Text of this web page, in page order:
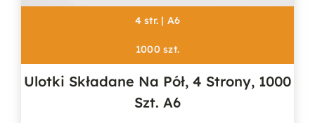
4 str. | A6
1000 szt.
Ulotki Składane Na Pół, 4 Strony, 1000
Szt. A6